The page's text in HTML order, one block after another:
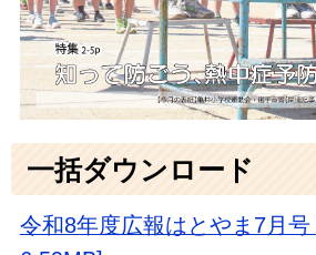
一括ダウンロード
令和8年度広報はとやま7月号